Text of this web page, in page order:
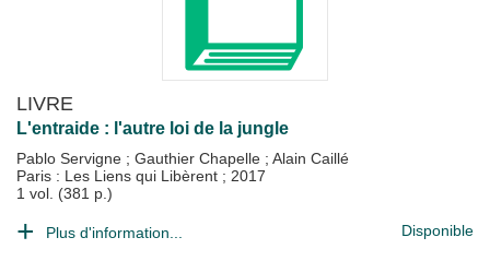
LIVRE
L'entraide : l'autre loi de la jungle
Pablo Servigne ; Gauthier Chapelle ; Alain Caillé
Paris : Les Liens qui Libèrent ; 2017
1 vol. (381 p.)
Plus d'information... Disponible